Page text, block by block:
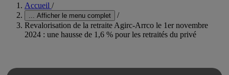
Accueil /
Afficher le menu complet
/
Revalorisation de la retraite Agirc-Arrco le 1er novembre
2024 : une hausse de 1,6 % pour les retraités du privé